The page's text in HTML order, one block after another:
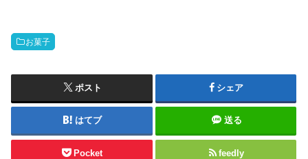
お菓子
ポスト シェア
はてブ 送る
Pocket feedly